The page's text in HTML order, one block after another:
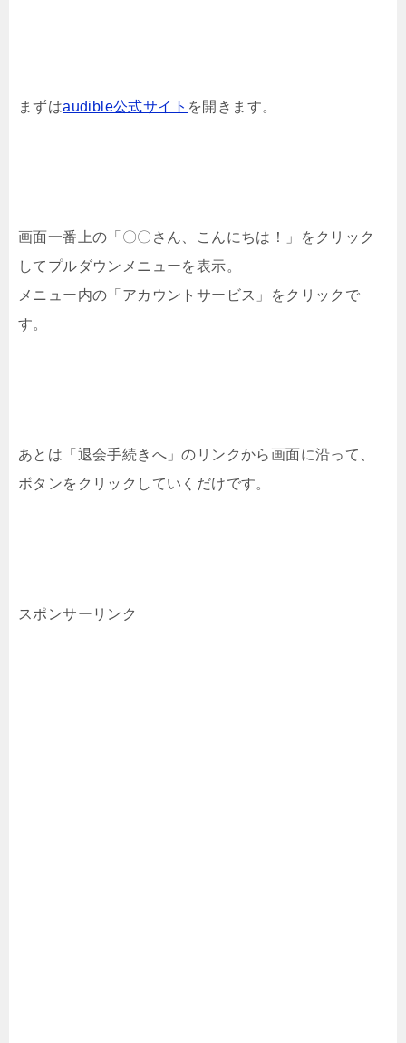
まずはaudible公式サイト を開きます。
画面一番上の「〇〇さん、こんにちは！」をクリック
してプルダウンメニューを表示。
メニュー内の「アカウントサービス」をクリックで
す。
あとは「退会手続きへ」のリンクから画面に沿って、
ボタンをクリックしていくだけです。
スポンサーリンク